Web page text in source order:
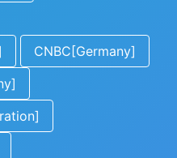
CNBC[Germany]